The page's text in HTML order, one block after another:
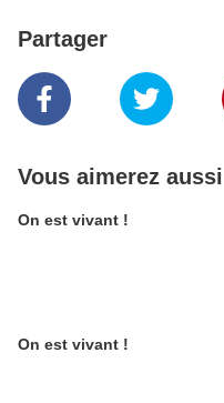
Partager
Vous aimerez aussi
On est vivant !
On est vivant !